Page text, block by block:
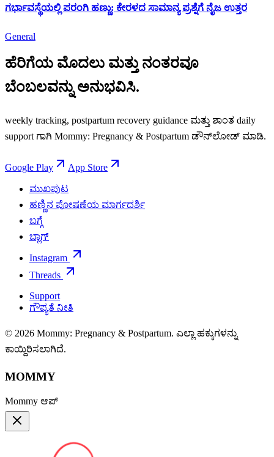
ಗರ್ಭಾವಸ್ಥೆಯಲ್ಲಿ ಪರಂಗಿ ಹಣ್ಣು: ಕೇರಳದ ಸಾಮಾನ್ಯ ಪ್ರಶ್ನೆಗೆ ನೈಜ ಉತ್ತರ
General
ಹೆರಿಗೆಯ ಮೊದಲು ಮತ್ತು ನಂತರವೂ
ಬೆಂಬಲವನ್ನು ಅನುಭವಿಸಿ.
weekly tracking, postpartum recovery guidance ಮತ್ತು ಶಾಂತ daily
support ಗಾಗಿ Mommy: Pregnancy & Postpartum ಡೌನ್‌ಲೋಡ್ ಮಾಡಿ.
Google Play App Store
ಮುಖಪುಟ
ಹಣ್ಣಿನ ಪೋಷಣೆಯ ಮಾರ್ಗದರ್ಶಿ
ಬಗ್ಗೆ
ಬ್ಲಾಗ್
Instagram
Threads
Support
ಗೌಪ್ಯತೆ ನೀತಿ
© 2026 Mommy: Pregnancy & Postpartum. ಎಲ್ಲಾ ಹಕ್ಕುಗಳನ್ನು
ಕಾಯ್ದಿರಿಸಲಾಗಿದೆ.
MOMMY
Mommy ಆಪ್